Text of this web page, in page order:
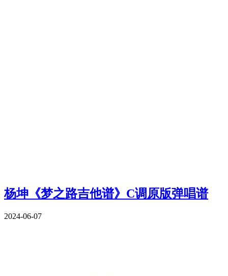
杨坤《梦之路吉他谱》C调原版弹唱谱
2024-06-07